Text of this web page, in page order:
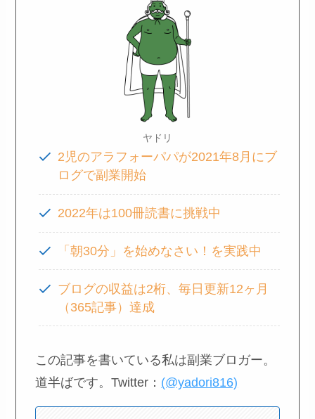
ヤドリ
2児のアラフォーパパが2021年8月にブ
ログで副業開始
2022年は100冊読書に挑戦中
「朝30分」を始めなさい！を実践中
ブログの収益は2桁、毎日更新12ヶ月
（365記事）達成
この記事を書いている私は副業ブロガー。
道半ばです。Twitter： (@yadori816)